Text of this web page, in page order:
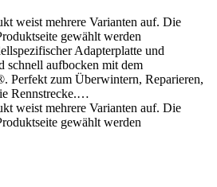
weist mehrere Varianten auf. Die
gewählt werden
Adapterplatte und
schnell aufbocken mit dem
Perfekt zum Überwintern, Reparieren,
Rennstrecke.…
weist mehrere Varianten auf. Die
gewählt werden